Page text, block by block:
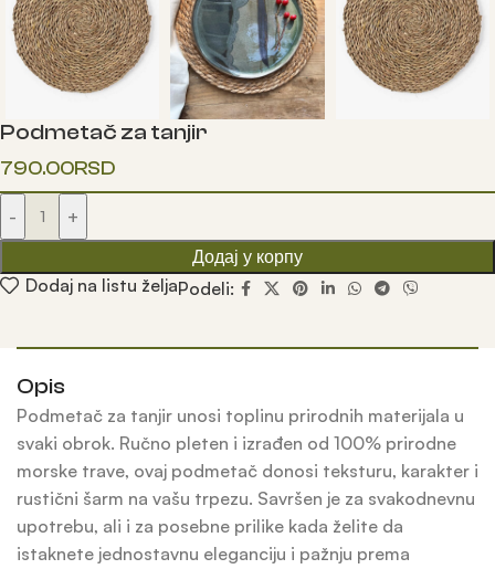
Podmetač za tanjir
790.00RSD
-
+
Додај у корпу
Dodaj na listu željaPodeli:
Opis
Podmetač za tanjir unosi toplinu prirodnih materijala u
svaki obrok. Ručno pleten i izrađen od 100% prirodne
morske trave, ovaj podmetač donosi teksturu, karakter i
rustični šarm na vašu trpezu. Savršen je za svakodnevnu
upotrebu, ali i za posebne prilike kada želite da
istaknete jednostavnu eleganciju i pažnju prema